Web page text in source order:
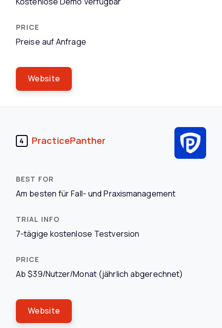
Kostenlose Demo verfügbar
Preise auf Anfrage
Website
4 PracticePanther
Am besten für Fall- und Praxismanagement
7-tägige kostenlose Testversion
Ab $39/Nutzer/Monat (jährlich abgerechnet)
Website